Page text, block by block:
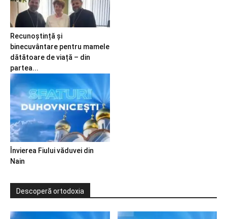
Recunoștință și
binecuvântare pentru mamele
dătătoare de viață – din
partea...
Învierea Fiului văduvei din
Nain
Descoperă ortodoxia